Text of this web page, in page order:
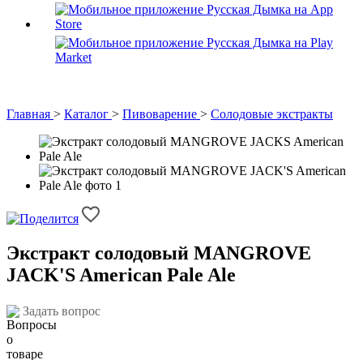
Главная > Каталог > Пивоварение > Солодовые экстракты
Экстракт солодовый MANGROVE
JACK'S American Pale Ale
Задать вопрос